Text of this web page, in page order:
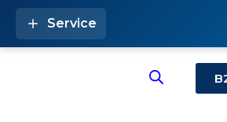
Service